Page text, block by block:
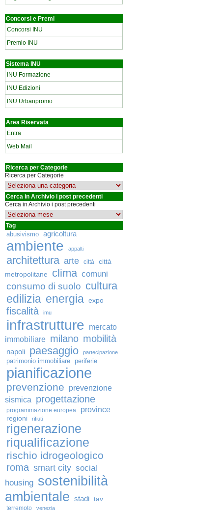
Concorsi e Premi
Concorsi INU
Premio INU
Sistema INU
INU Formazione
INU Edizioni
INU Urbanpromo
Area Riservata
Entra
Web Mail
Ricerca per Categorie
Ricerca per Categorie
Cerca in Archivio i post precedenti
Cerca in Archivio i post precedenti
Tag
abusivismo agricoltura
ambiente appalti
architettura arte città
città
metropolitane
clima comuni
consumo di suolo cultura
edilizia energia expo
fiscalità imu
infrastrutture
mercato
immobiliare milano mobilità
napoli paesaggio partecipazione
patrimonio immobiliare periferie
pianificazione
prevenzione
prevenzione
sismica
progettazione
programmazione europea province
regioni rifiuti
rigenerazione
riqualificazione
rischio idrogeologico
roma smart city social
housing sostenibilità
ambientale stadi tav
terremoto venezia